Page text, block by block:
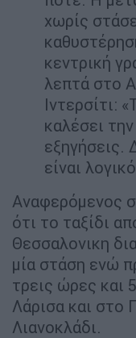
χωρίς
κεντρική
λεπτά στο
Ιντερσίτι:
καλέσει
εξηγήσεις.
είναι
Αναφερόμενος
ότι το ταξίδι
Θεσσαλονικη
μία στάση ενώ
τρεις ώρες και
Λάρισα και στο
Λιανοκλάδι.